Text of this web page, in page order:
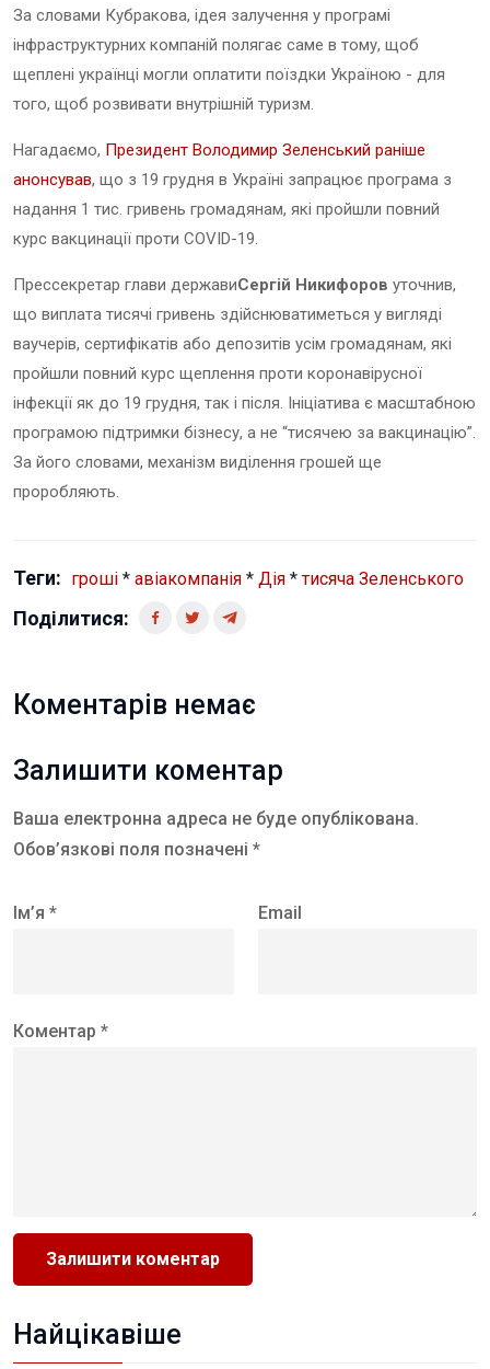
За словами Кубракова, ідея залучення у програмі
інфраструктурних компаній полягає саме в тому, щоб
щеплені українці могли оплатити поїздки Україною - для
того, щоб розвивати внутрішній туризм.
Нагадаємо, Президент Володимир Зеленський раніше
анонсував, що з 19 грудня в Україні запрацює програма з
надання 1 тис. гривень громадянам, які пройшли повний
курс вакцинації проти COVID-19.
Прессекретар глави державиСергій Никифоров уточнив,
що виплата тисячі гривень здійснюватиметься у вигляді
ваучерів, сертифікатів або депозитів усім громадянам, які
пройшли повний курс щеплення проти коронавірусної
інфекції як до 19 грудня, так і після. Ініціатива є масштабною
програмою підтримки бізнесу, а не “тисячею за вакцинацію”.
За його словами, механізм виділення грошей ще
проробляють.
Теги: гроші * авіакомпанія * Дія *тисяча Зеленського
Поділитися:
Коментарів немає
Залишити коментар
Ваша електронна адреса не буде опублікована.
Обов’язкові поля позначені *
Ім’я * Email
Коментар *
Найцікавіше